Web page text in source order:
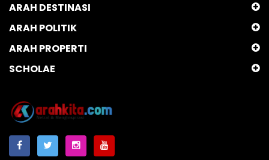
ARAH DESTINASI
ARAH POLITIK
ARAH PROPERTI
SCHOLAE